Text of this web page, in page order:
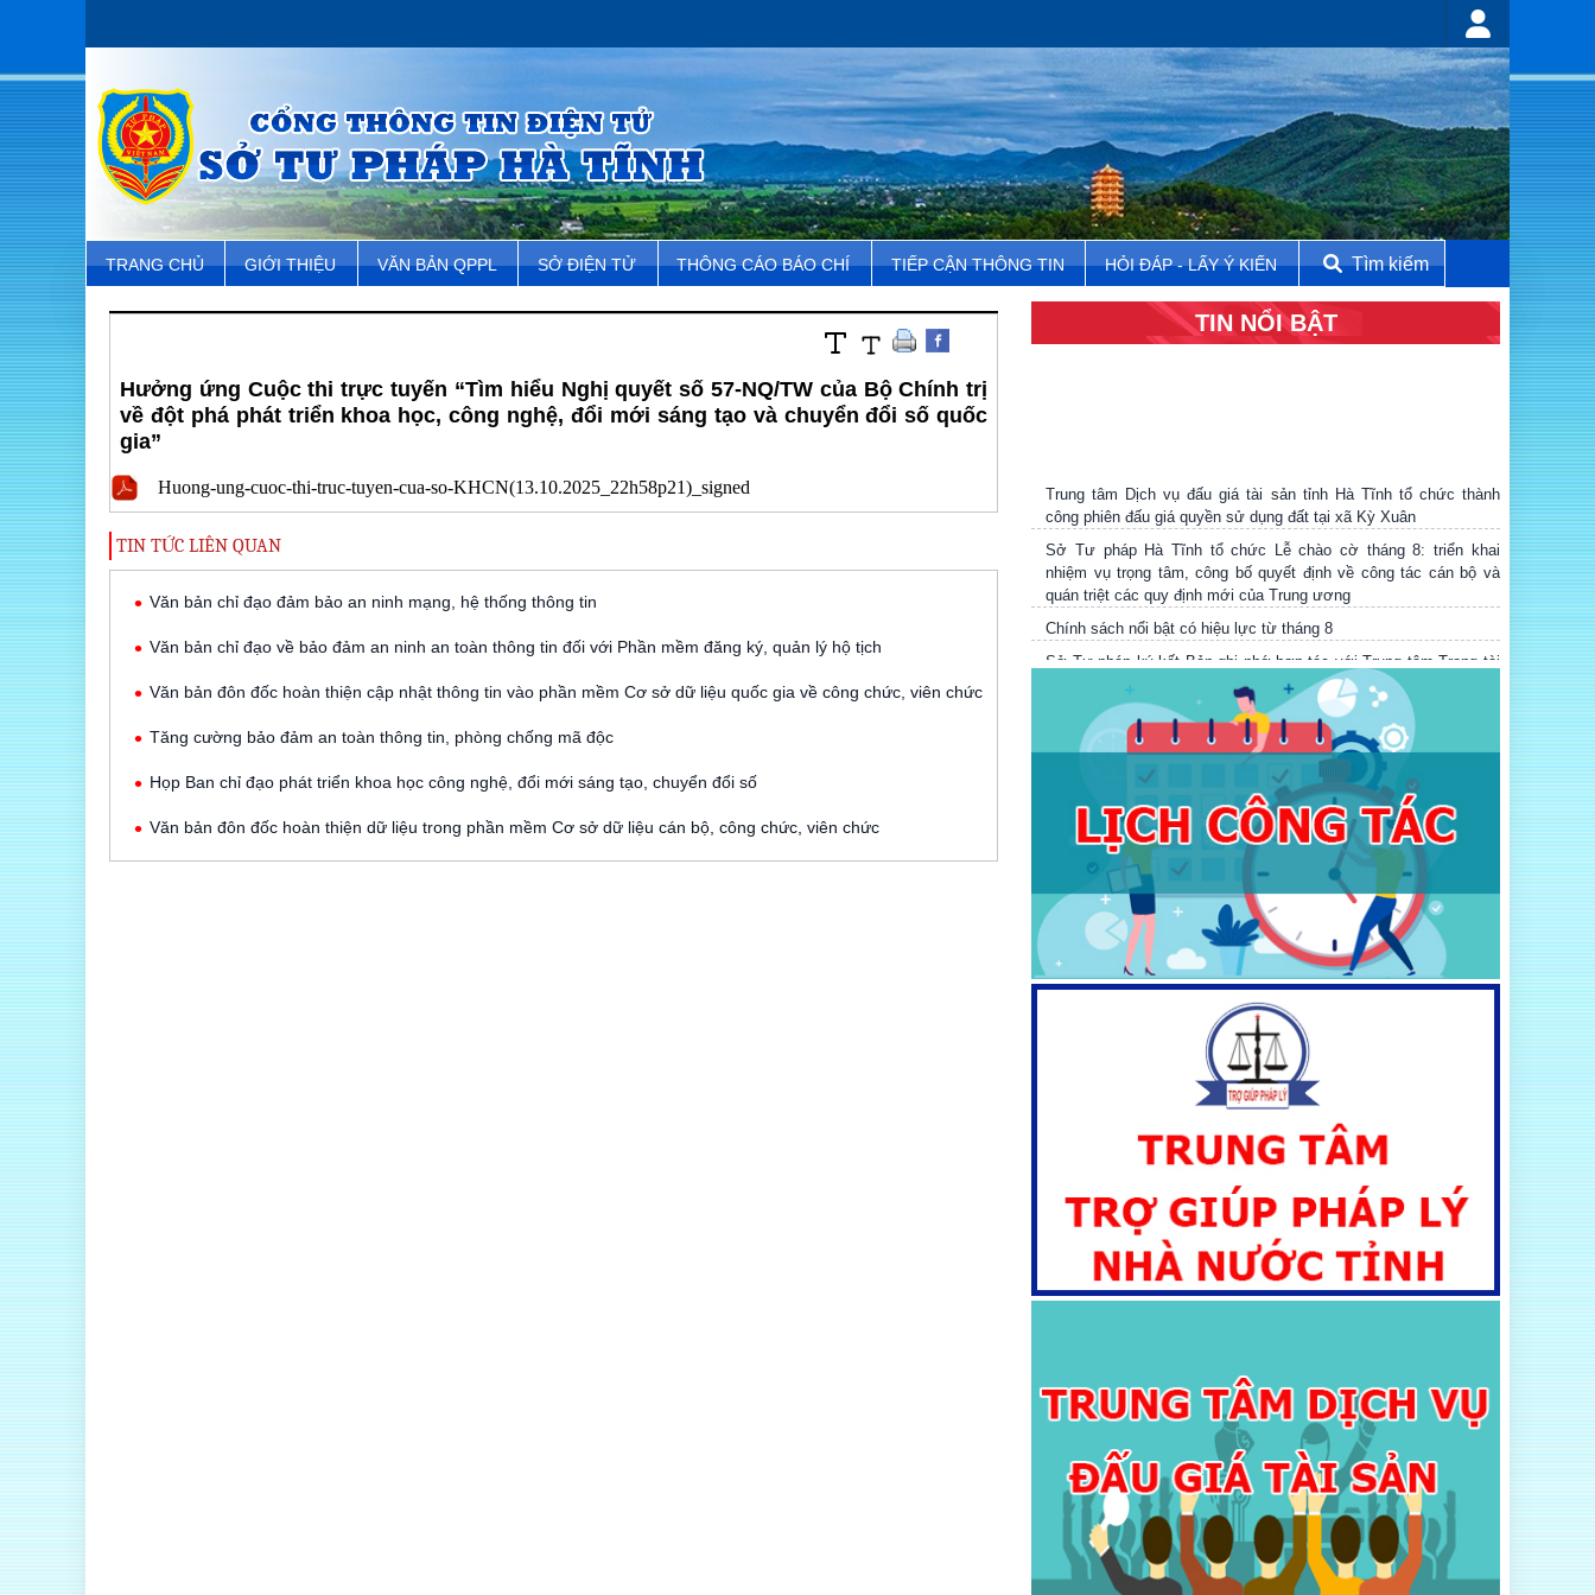
TRANG CHỦ GIỚI THIỆU VĂN BẢN QPPL SỞ ĐIỆN TỬ THÔNG CÁO BÁO CHÍ TIẾP CẬN THÔNG TIN HỎI ĐÁP - LẤY Ý KIẾN Tìm kiếm
Hưởng ứng Cuộc thi trực tuyến “Tìm hiểu Nghị quyết số 57-NQ/TW của Bộ Chính trị
về đột phá phát triển khoa học, công nghệ, đổi mới sáng tạo và chuyển đổi số quốc
gia”
Huong-ung-cuoc-thi-truc-tuyen-cua-so-KHCN(13.10.2025_22h58p21)_signed
TIN TỨC LIÊN QUAN
Văn bản chỉ đạo đảm bảo an ninh mạng, hệ thống thông tin
Văn bản chỉ đạo về bảo đảm an ninh an toàn thông tin đối với Phần mềm đăng ký, quản lý hộ tịch
Văn bản đôn đốc hoàn thiện cập nhật thông tin vào phần mềm Cơ sở dữ liệu quốc gia về công chức, viên chức
Tăng cường bảo đảm an toàn thông tin, phòng chống mã độc
Họp Ban chỉ đạo phát triển khoa học công nghệ, đổi mới sáng tạo, chuyển đổi số
Văn bản đôn đốc hoàn thiện dữ liệu trong phần mềm Cơ sở dữ liệu cán bộ, công chức, viên chức
TIN NỔI BẬT
công phiên đấu giá quyền sử dụng đất tại xã Kỳ Xuân
Sở Tư pháp Hà Tĩnh tổ chức Lễ chào cờ tháng 8: triển khai
nhiệm vụ trọng tâm, công bố quyết định về công tác cán bộ và
quán triệt các quy định mới của Trung ương
Chính sách nổi bật có hiệu lực từ tháng 8
Sở Tư pháp ký kết Bản ghi nhớ hợp tác với Trung tâm Trọng tài
Quốc tế Việt Nam và tổ chức Hội nghị tập huấn về kỹ năng soạn
thảo, đàm phán, ký kết hợp đồng, giải quyết tranh chấp phát sinh
Sở Tư pháp Hà Tĩnh tổ chức Hội nghị tập huấn kỹ năng, nghiệp
vụ công tác tổ chức thi hành pháp luật